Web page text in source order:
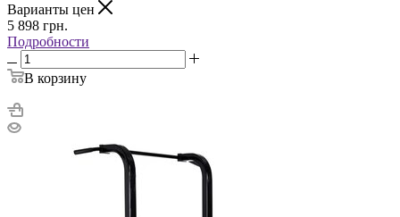
Варианты цен
5 898 грн.
Подробности
В корзину